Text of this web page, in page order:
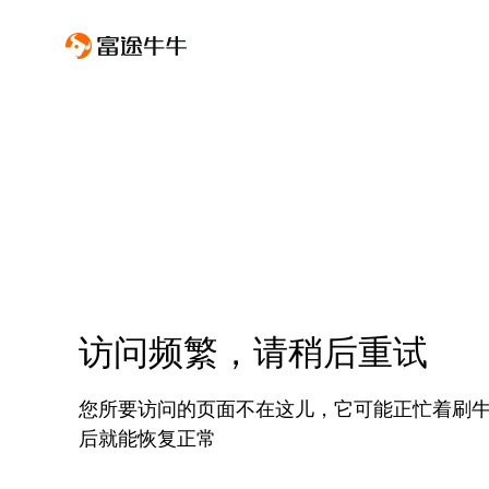
访问频繁，请稍后重试
您所要访问的页面不在这儿，它可能正忙着刷
后就能恢复正常